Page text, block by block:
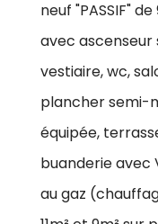
neuf "PASSIF"
avec ascenseur
vestiaire, wc,
plancher semi-
équipée,
buanderie avec
au gaz